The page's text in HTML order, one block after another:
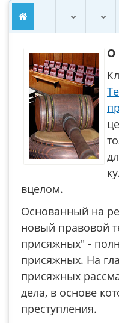
О
вцелом.
Основанный на
новый правовой
присяжных" -
присяжных. На
присяжных
дела, в основе
преступления.